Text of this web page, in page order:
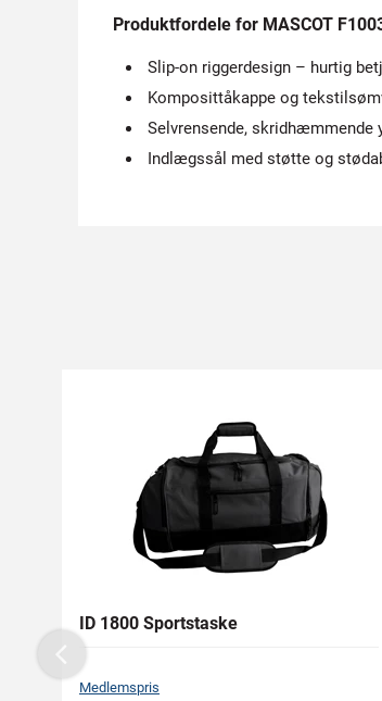
Produktfordele for MASCOT
Slip-on riggerdesign – hurtig
Komposittåkappe og
Selvrensende,
Indlægssål med støtte og
ID 1800 Sportstaske
Medlemspris
Previous